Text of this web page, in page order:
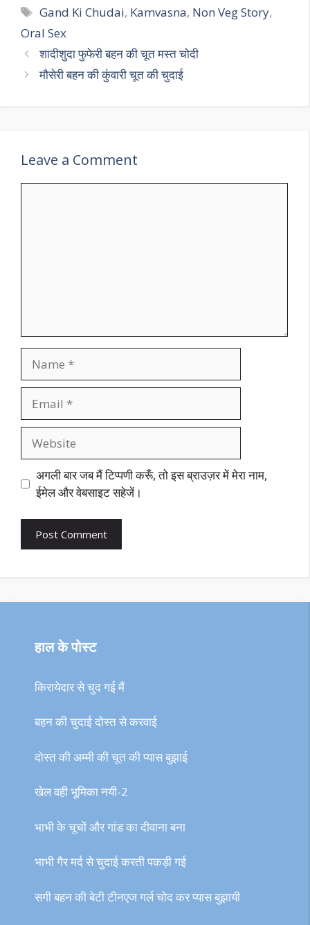
Tags
Gand Ki Chudai, Kamvasna, Non Veg Story,
Oral Sex
शादीशुदा फुफेरी बहन की चूत मस्त चोदी
मौसेरी बहन की कुंवारी चूत की चुदाई
Leave a Comment
अगली बार जब मैं टिप्पणी करूँ, तो इस ब्राउज़र में मेरा नाम,
ईमेल और वेबसाइट सहेजें।
हाल के पोस्ट
किरायेदार से चुद गई मैं
बहन की चुदाई दोस्त से करवाई
दोस्त की अम्मी की चूत की प्यास बुझाई
खेल वही भूमिका नयी-2
भाभी के चूचों और गांड का दीवाना बना
भाभी गैर मर्द से चुदाई करती पकड़ी गई
सगी बहन की बेटी टीनएज गर्ल चोद कर प्यास बुझायी